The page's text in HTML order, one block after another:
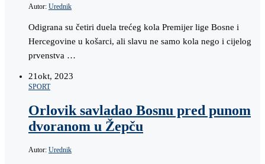
Autor: Urednik
Odigrana su četiri duela trećeg kola Premijer lige Bosne i
Hercegovine u košarci, ali slavu ne samo kola nego i cijelog
prvenstva …
21okt, 2023
SPORT
Orlovik savladao Bosnu pred punom
dvoranom u Žepču
Autor: Urednik